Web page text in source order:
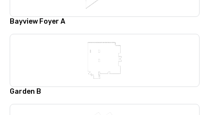
Bayview Foyer A
Garden B